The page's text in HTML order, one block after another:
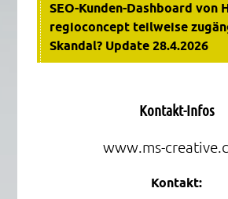
SEO-Kunden-Dashboard von
regioconcept teilweise
Skandal? Update 28.4.2026
SEO
Kontakt-Infos
www.ms-
Kontakt: